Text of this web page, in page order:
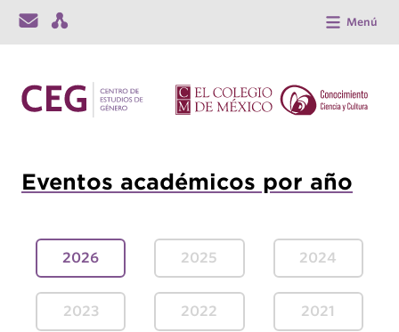
Menú
Eventos académicos por año
2026 2025 2024
2023 2022 2021